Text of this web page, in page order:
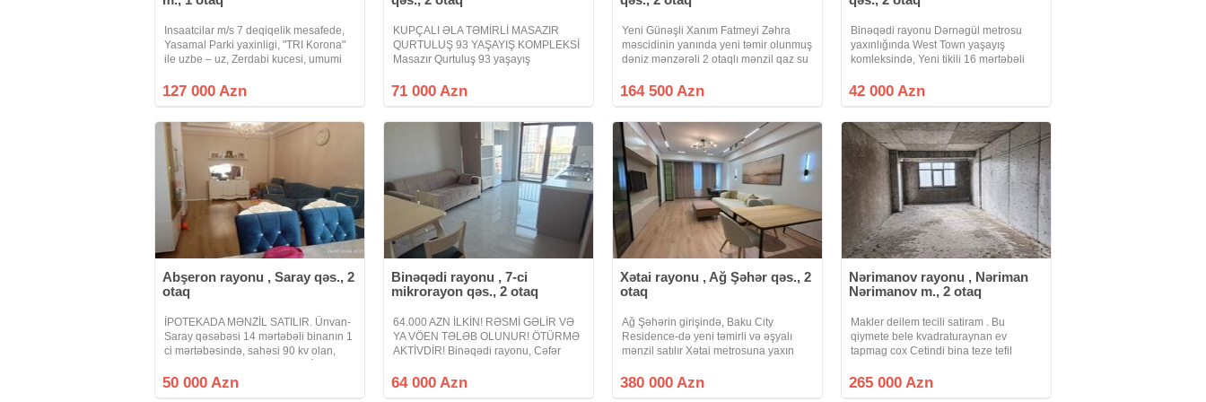
Insaatcilar m/s 7 deqiqelik mesafede,
Yasamal Parki yaxinligi, "TRI Korona"
ile uzbe – uz, Zerdabi kucesi, umumi
satilir. Mertebe 5/3, orta blok, orta temir,
127 000 Azn
KUPÇALI ƏLA TƏMİRLİ MASAZIR
QURTULUŞ 93 YAŞAYIŞ KOMPLEKSİ
Masazır Qurtuluş 93 yaşayış
2 otağa peredelka mənzil hamam
71 000 Azn
Yeni Günəşli Xanım Fatmeyi Zəhra
məscidinin yanında yeni təmir olunmuş
dəniz mənzərəli 2 otaqlı mənzil qaz su
164 500 Azn
Binəqədi rayonu Dərnəgül metrosu
yaxınlığında West Town yaşayış
komleksində, Yeni tikili 16 mərtəbəli
85kv olan 2 otaq qanuni tam təmirli
42 000 Azn
Abşeron rayonu , Saray qəs., 2
otaq
İPOTEKADA MƏNZİL SATILIR. Ünvan-
Saray qəsəbəsi 14 mərtəbəli binanın 1
ci mərtəbəsində, sahəsi 90 kv olan,
qaz , internet daimidir, istilik sistemi
50 000 Azn
Binəqədi rayonu , 7-ci
mikrorayon qəs., 2 otaq
64.000 AZN İLKİN! RƏSMİ GƏLİR VƏ
YA VÖEN TƏLƏB OLUNUR! ÖTÜRMƏ
AKTİVDİR! Binəqədi rayonu, Cəfər
kompleksində 2 otaq studio tipli mənzil
64 000 Azn
Xətai rayonu , Ağ Şəhər qəs., 2
otaq
Ağ Şəhərin girişində, Baku City
Residence-də yeni təmirli və əşyalı
mənzil satılır Xətai metrosuna yaxın
olan prestijli Baku City Residence
380 000 Azn
Nərimanov rayonu , Nəriman
Nərimanov m., 2 otaq
Makler deilem tecili satiram . Bu
qiymete bele kvadraturaynan ev
tapmag cox Cetindi bina teze tefil
Menzilden yebi tikilen boyuk parka ve
265 000 Azn